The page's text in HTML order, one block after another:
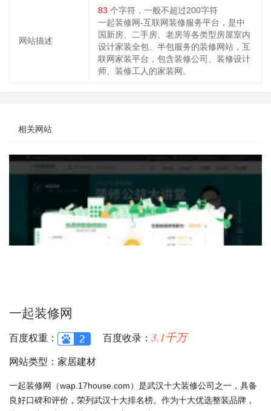
网站描述
83 个字符，一般不超过200字符
一起装修网-互联网装修服务平台，是中
国新房、二手房、老房等各类型房屋室内
设计家装全包、半包服务的装修网站，互
联网家装平台，包含装修公司、装修设计
师、装修工人的家装网。
相关网站
一起装修网
百度权重： 百度收录： 3.1千万
网站类型：家居建材
一起装修网（wap.17house.com）是武汉十大装修公司之一，具备
良好口碑和评价，荣列武汉十大排名榜。作为十大优选整装品牌，